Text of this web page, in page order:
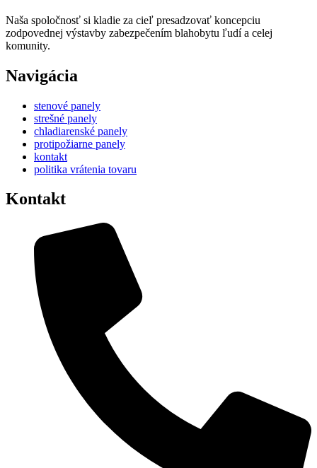
Naša spoločnosť si kladie za cieľ presadzovať koncepciu
zodpovednej výstavby zabezpečením blahobytu ľudí a celej
komunity.
Navigácia
stenové panely
strešné panely
chladiarenské panely
protipožiarne panely
kontakt
politika vrátenia tovaru
Kontakt